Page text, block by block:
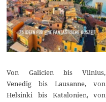
Von Galicien bis Vilnius,
Venedig bis Lausanne, von
Helsinki bis Katalonien, von